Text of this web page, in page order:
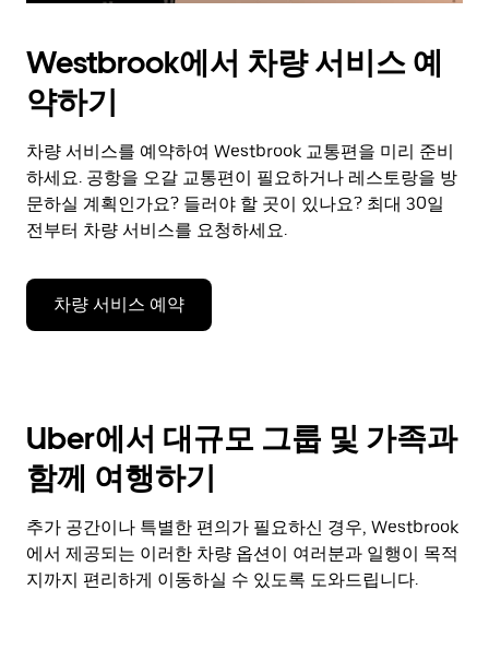
Westbrook에서 차량 서비스 예
약하기
차량 서비스를 예약하여 Westbrook 교통편을 미리 준비
하세요. 공항을 오갈 교통편이 필요하거나 레스토랑을 방
문하실 계획인가요? 들러야 할 곳이 있나요? 최대 30일
전부터 차량 서비스를 요청하세요.
차량 서비스 예약
Uber에서 대규모 그룹 및 가족과
함께 여행하기
추가 공간이나 특별한 편의가 필요하신 경우, Westbrook
에서 제공되는 이러한 차량 옵션이 여러분과 일행이 목적
지까지 편리하게 이동하실 수 있도록 도와드립니다.